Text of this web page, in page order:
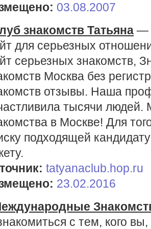
03.08.2007
знакомств Татьяна —
для серьезных
серьезных знакомств,
Москва без
отзывы. Наша
тысячи
в Москве! Для
подходящей
tatyanaclub.hop.ru
23.02.2016
с тем, кого